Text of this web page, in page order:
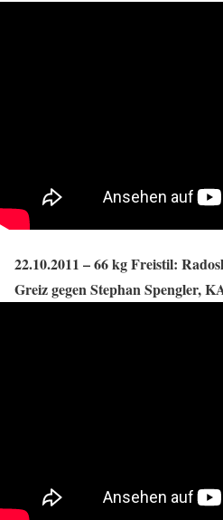
22.10.2011 – 66 kg Freistil:
Greiz gegen Stephan Spengler,